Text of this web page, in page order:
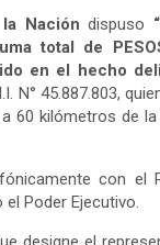
Nación dispuso
total de
en el hecho
N° 45.887.803,
60 kilómetros de la
con el
Poder Ejecutivo.